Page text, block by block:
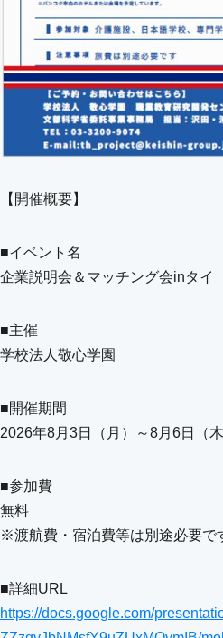
【開催概要】
■イベント名
企業説明会＆マッチング会inタイ
■主催
学校法人敬心学園
■開催期間
2026年8月3日（月）～8月6日（木
■参加費
無料
※渡航費・宿泊費等は別途必要で
■詳細URL
https://docs.google.com/